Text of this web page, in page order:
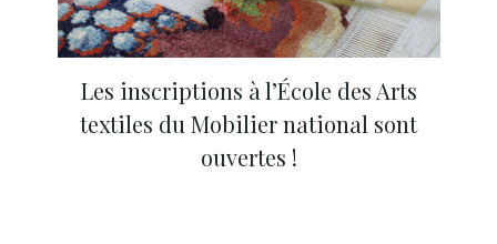
Les inscriptions à l’École des Arts
textiles du Mobilier national sont
ouvertes !